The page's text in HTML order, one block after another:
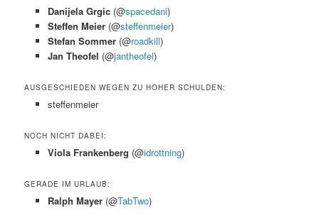
Danijela Grgic (@spacedani)
Steffen Meier (@steffenmeier)
Stefan Sommer (@roadkill)
Jan Theofel (@jantheofel)
AUSGESCHIEDEN WEGEN ZU HOHER SCHULDEN:
steffenmeier
NOCH NICHT DABEI:
Viola Frankenberg (@idrottning)
GERADE IM URLAUB:
Ralph Mayer (@TabTwo)